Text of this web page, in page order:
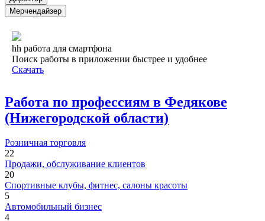
Мерчендайзер
hh работа для смартфона
Поиск работы в приложении быстрее и удобнее
Скачать
Работа по профессиям в Федякове
(Нижегородской области)
Розничная торговля
22
Продажи, обслуживание клиентов
20
Спортивные клубы, фитнес, салоны красоты
5
Автомобильный бизнес
4